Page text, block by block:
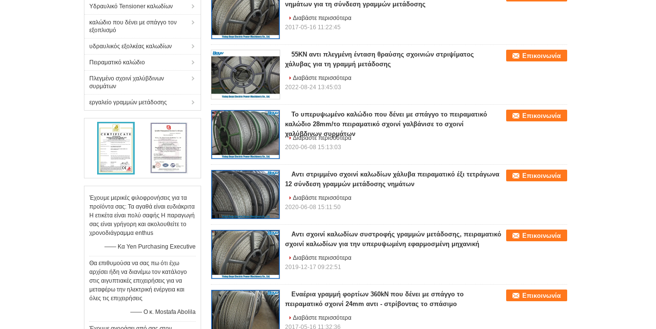
Υδραυλικό Tensioner καλωδίων
καλώδιο που δένει με σπάγγο τον
εξοπλισμό
υδραυλικός εξολκέας καλωδίων
Πειραματικό καλώδιο
Πλεγμένο σχοινί χαλύβδινων
συρμάτων
εργαλείο γραμμών μετάδοσης
Έχουμε μερικές φιλοφρονήσεις για τα
προϊόντα σας: Τα αγαθά είναι ευδιάκριτα
Η ετικέτα είναι πολύ σαφής Η παραγωγή
σας είναι γρήγορη και ακολουθείτε το
χρονοδιάγραμμα enthus
—— Κα Yen Purchasing Executive
Θα επιθυμούσα να σας πω ότι έχω
αρχίσει ήδη να διανέμω τον κατάλογο
στις αιγυπτιακές επιχειρήσεις για να
μεταφέρω την ηλεκτρική ενέργεια και
όλες τις επιχειρήσεις
—— Ο κ. Mostafa Abolila
νημάτων για τη σύνδεση γραμμών μετάδοσης
Διαβάστε περισσότερα
2017-05-16 11:22:45
55KN αντι πλεγμένη ένταση θραύσης σχοινιών στριψίματος
χάλυβας για τη γραμμή μετάδοσης
Επικοινωνία
Διαβάστε περισσότερα
2022-08-24 13:45:03
Το υπερυψωμένο καλώδιο που δένει με σπάγγο το πειραματικό
καλώδιο 28mm/το πειραματικό σχοινί γαλβάνισε το σχοινί
χαλύβδινων συρμάτων
Επικοινωνία
Διαβάστε περισσότερα
2020-06-08 15:13:03
Αντι στριμμένο σχοινί καλωδίων χάλυβα πειραματικό έξι τετράγωνα
12 σύνδεση γραμμών μετάδοσης νημάτων
Επικοινωνία
Διαβάστε περισσότερα
2020-06-08 15:11:50
Αντι σχοινί καλωδίων συστροφής γραμμών μετάδοσης, πειραματικό
σχοινί καλωδίων για την υπερυψωμένη εφαρμοσμένη μηχανική
Επικοινωνία
Διαβάστε περισσότερα
2019-12-17 09:22:51
Εναέρια γραμμή φορτίων 360kN που δένει με σπάγγο το
πειραματικό σχοινί 24mm αντι - στρίβοντας το σπάσιμο
Επικοινωνία
Διαβάστε περισσότερα
2017-05-16 11:32:36